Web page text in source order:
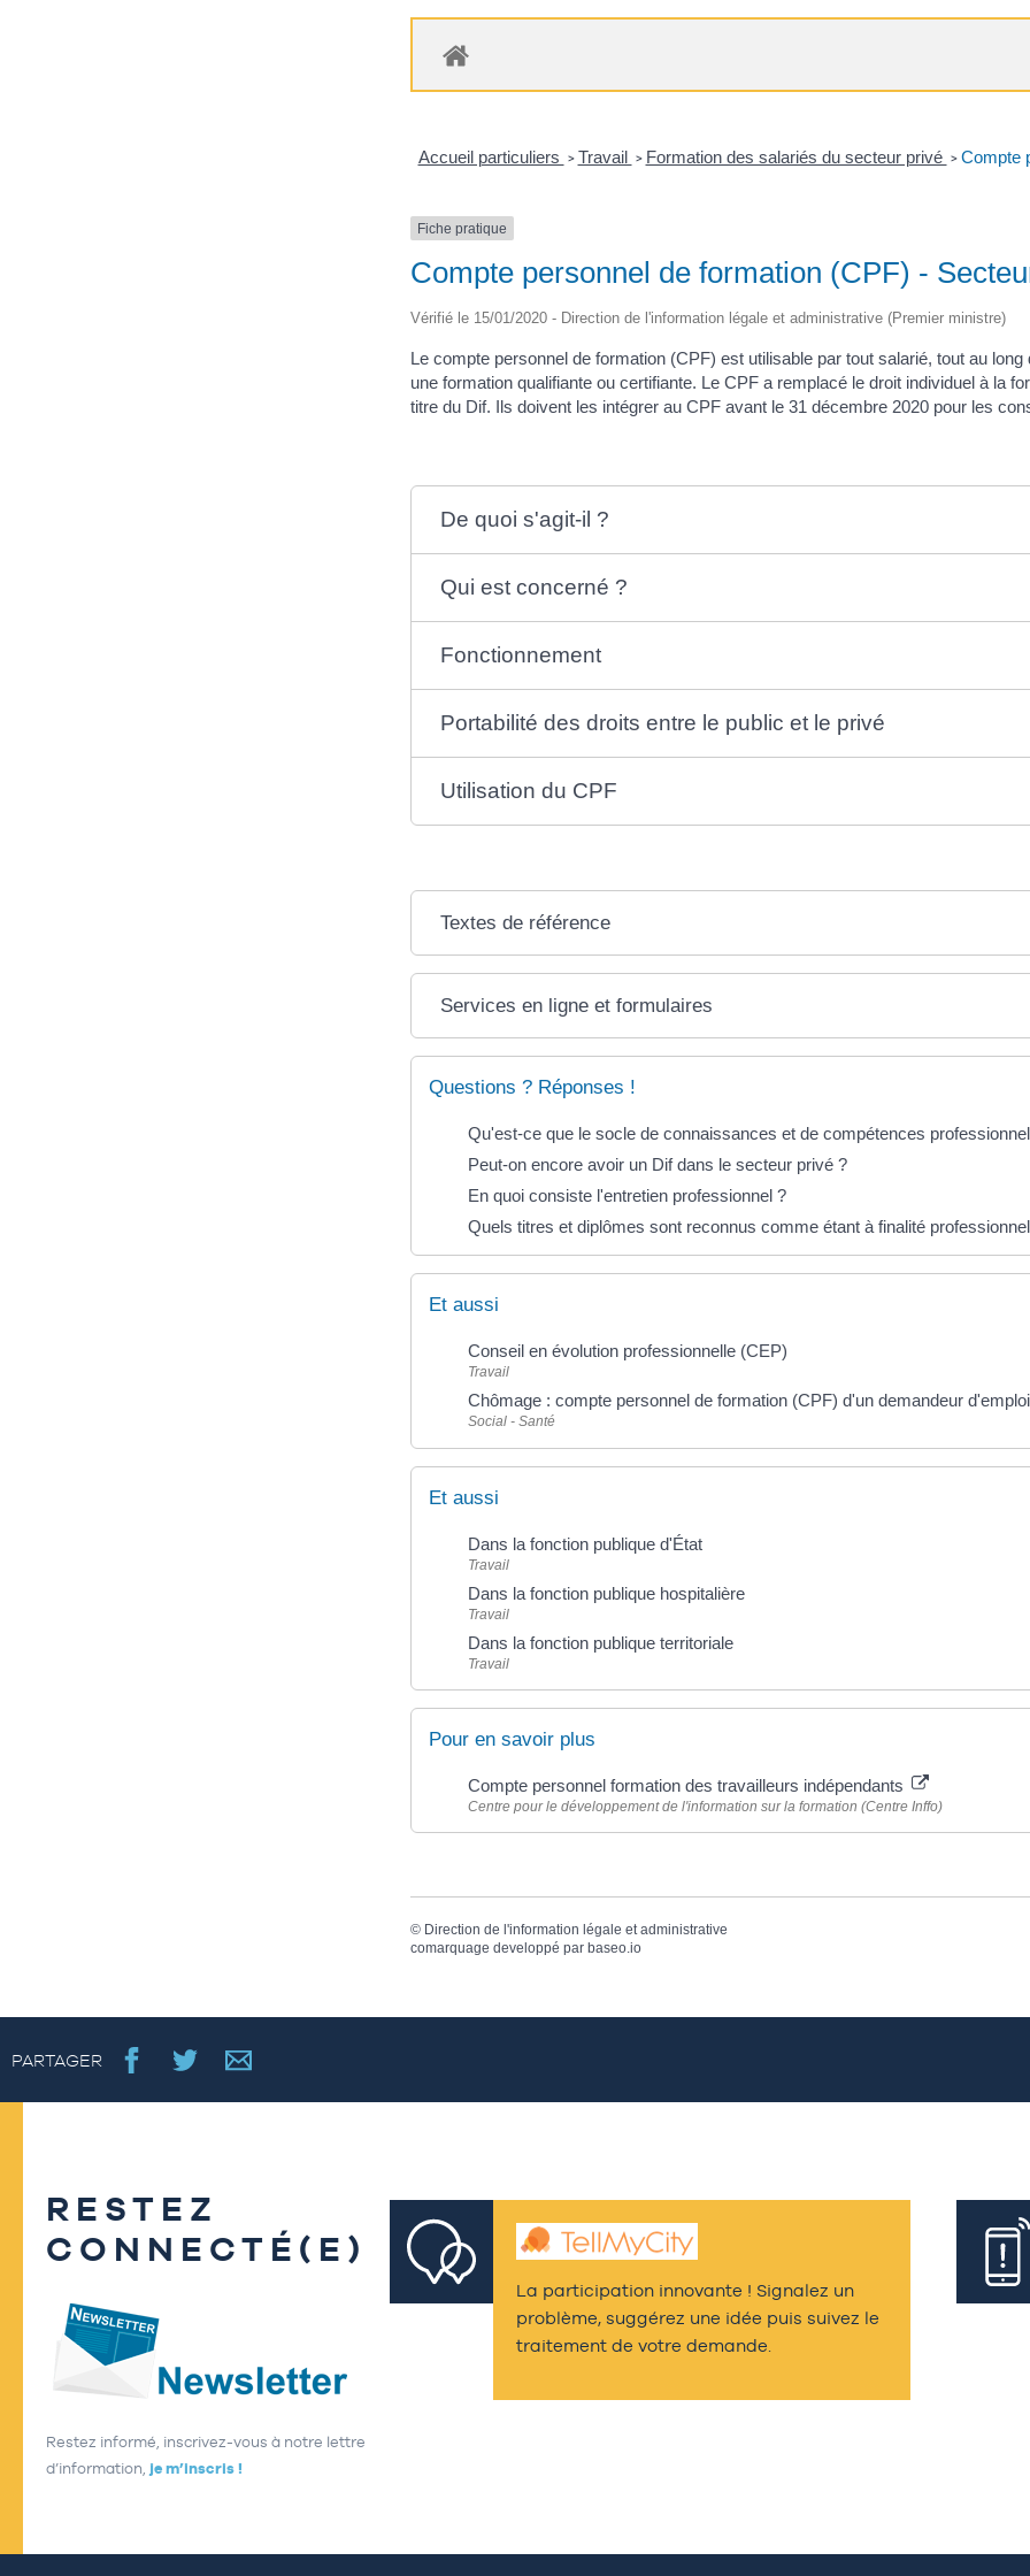
Accueil particuliers > Travail > Formation des salariés du secteur privé > Compte
Fiche pratique
Compte personnel de formation (CPF) -
Vérifié le 15/01/2020 - Direction de l'information légale et administrative (Premier ministre)
Le compte personnel de formation (CPF) est utilisable par tout salarié, tout au
une formation qualifiante ou certifiante. Le CPF a remplacé le droit individuel à la
titre du Dif. Ils doivent les intégrer au CPF avant le 31 décembre 2020 pour les
De quoi s'agit-il ?
Qui est concerné ?
Fonctionnement
Portabilité des droits entre le public et le privé
Utilisation du CPF
Textes de référence
Services en ligne et formulaires
Questions ? Réponses !
Qu'est-ce que le socle de connaissances et de compétences
Peut-on encore avoir un Dif dans le secteur privé ?
En quoi consiste l'entretien professionnel ?
Quels titres et diplômes sont reconnus comme étant à finalité
Et aussi
Conseil en évolution professionnelle (CEP)
Travail
Chômage : compte personnel de formation (CPF) d'un demandeur d'emploi
Social - Santé
Et aussi
Dans la fonction publique d'État
Travail
Dans la fonction publique hospitalière
Travail
Dans la fonction publique territoriale
Travail
Pour en savoir plus
Compte personnel formation des travailleurs indépendants
Centre pour le développement de l'information sur la formation (Centre Inffo)
© Direction de l'information légale et administrative
comarquage developpé par baseo.io
PARTAGER
RESTEZ
CONNECTÉ(E)
Restez informé, inscrivez-vous à notre lettre
d’information, je m’inscris !
La participation innovante ! Signalez un
problème, suggérez une idée puis suivez le
traitement de votre demande.